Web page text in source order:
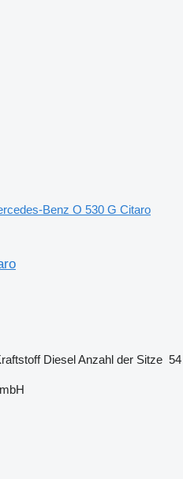
Benz O 530 G Citaro
DieselAnzahl der Sitze 54